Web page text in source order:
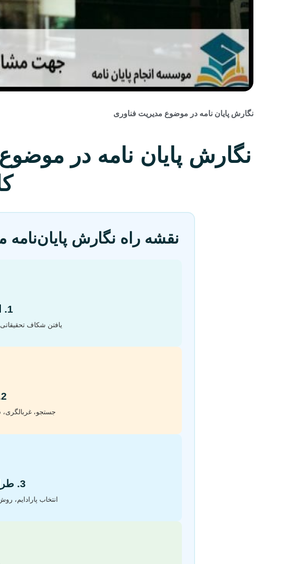
نگارش پایان نامه در موضوع مدیریت فناوری
نگارش پایان نامه در
نقشه راه نگارش پایان‌نامه
1. انتخاب موضوع
یافتن شکاف
2. مرور ادبیات
جستجو،
3. طراحی روش تحقیق
انتخاب پارادایم،